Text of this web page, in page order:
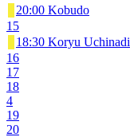
20:00 Kobudo
15
18:30 Koryu Uchinadi
16
17
18
4
19
20